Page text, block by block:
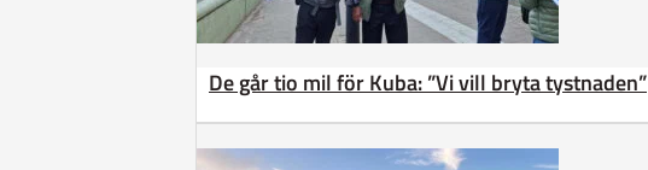
De går tio mil för Kuba: ”Vi vill bryta tystnaden”